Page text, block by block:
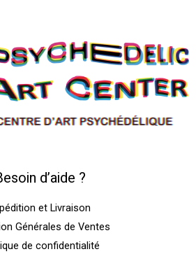
d’aide ?
et Livraison
Générales de Ventes
de confidentialité